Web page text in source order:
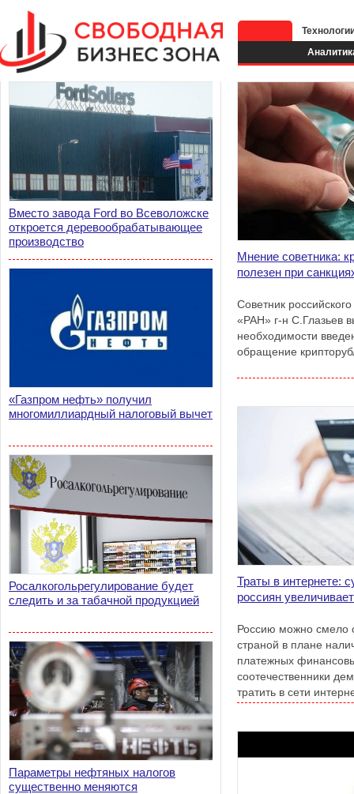
Вместо завода Ford во Всеволожске
откроется деревообрабатывающее
производство
«Газпром нефть» получил
многомиллиардный налоговый вычет
Росалкогольрегулирование будет
следить и за табачной продукцией
Параметры нефтяных налогов
существенно меняются
Мнение советника:
полезен при
Советник
«РАН» г-н С.Глазьев
необходимости
обращение
Траты в интернете:
россиян
Россию можно смело
страной в плане
платежных
соотечественники
тратить в сети